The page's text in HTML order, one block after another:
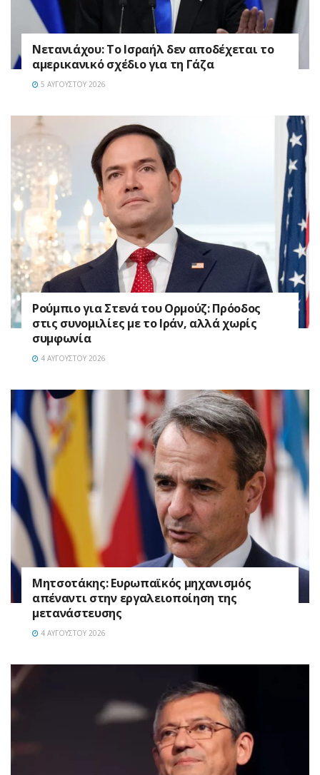
Νετανιάχου: Το Ισραήλ δεν αποδέχεται το
αμερικανικό σχέδιο για τη Γάζα
5 ΑΥΓΟΎΣΤΟΥ 2026
Ρούμπιο για Στενά του Ορμούζ: Πρόοδος
στις συνομιλίες με το Ιράν, αλλά χωρίς
συμφωνία
4 ΑΥΓΟΎΣΤΟΥ 2026
Μητσοτάκης: Ευρωπαϊκός μηχανισμός
απέναντι στην εργαλειοποίηση της
μετανάστευσης
4 ΑΥΓΟΎΣΤΟΥ 2026